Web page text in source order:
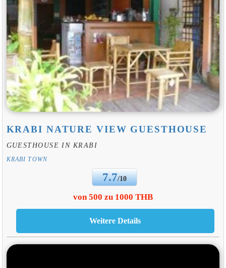
KRABI NATURE VIEW GUESTHOUSE
GUESTHOUSE IN KRABI
KRABI TOWN
7.7/10
von 500 zu 1000 THB